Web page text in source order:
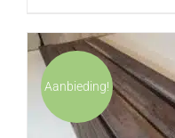
Aanbieding!